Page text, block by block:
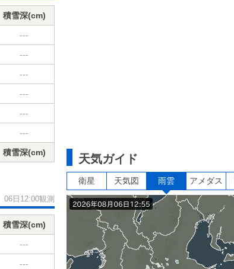
積雪深(cm)
---
---
---
---
---
---
積雪深(cm)
06日12:00観測
積雪深(cm)
---
---
天気ガイド
衛星 天気図 雨雲 アメダス